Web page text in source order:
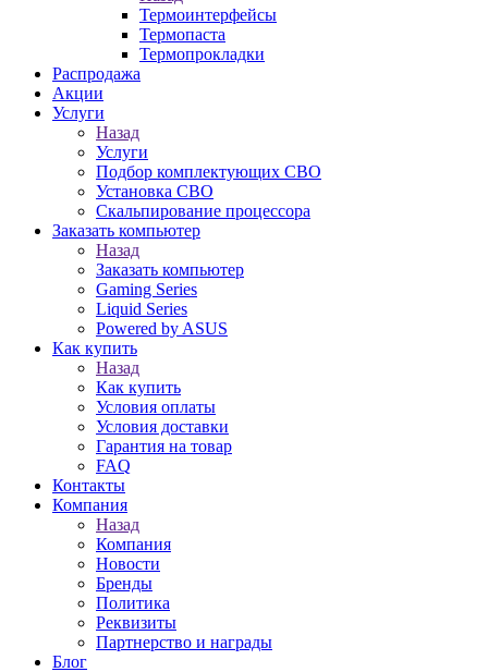
Термоинтерфейсы
Термопаста
Термопрокладки
Распродажа
Акции
Услуги
Назад
Услуги
Подбор комплектующих СВО
Установка СВО
Скальпирование процессора
Заказать компьютер
Назад
Заказать компьютер
Gaming Series
Liquid Series
Powered by ASUS
Как купить
Назад
Как купить
Условия оплаты
Условия доставки
Гарантия на товар
FAQ
Контакты
Компания
Назад
Компания
Новости
Бренды
Политика
Реквизиты
Партнерство и награды
Блог